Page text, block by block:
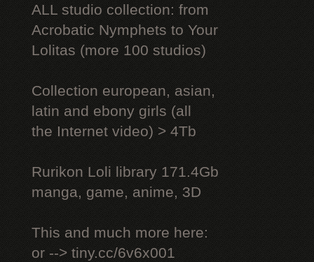
ALL studio collection: from
Acrobatic Nymрhеts to Your
Lоlitаs (more 100 studios)
Collection european, asian,
latin and ebony girls (all
the Internet video) > 4Tb
Rurikon Lоli library 171.4Gb
manga, game, anime, 3D
This and much more here:
or --> tiny.cc/6v6x001